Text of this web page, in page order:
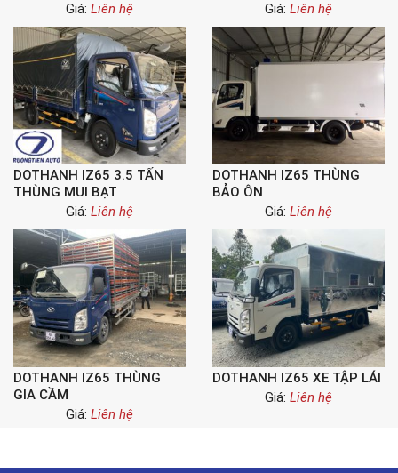
Giá: Liên hệ
Giá: Liên hệ
DOTHANH IZ65 3.5 TẤN
THÙNG MUI BẠT
Giá: Liên hệ
DOTHANH IZ65 THÙNG
BẢO ÔN
Giá: Liên hệ
DOTHANH IZ65 THÙNG
GIA CẦM
Giá: Liên hệ
DOTHANH IZ65 XE TẬP LÁI
Giá: Liên hệ